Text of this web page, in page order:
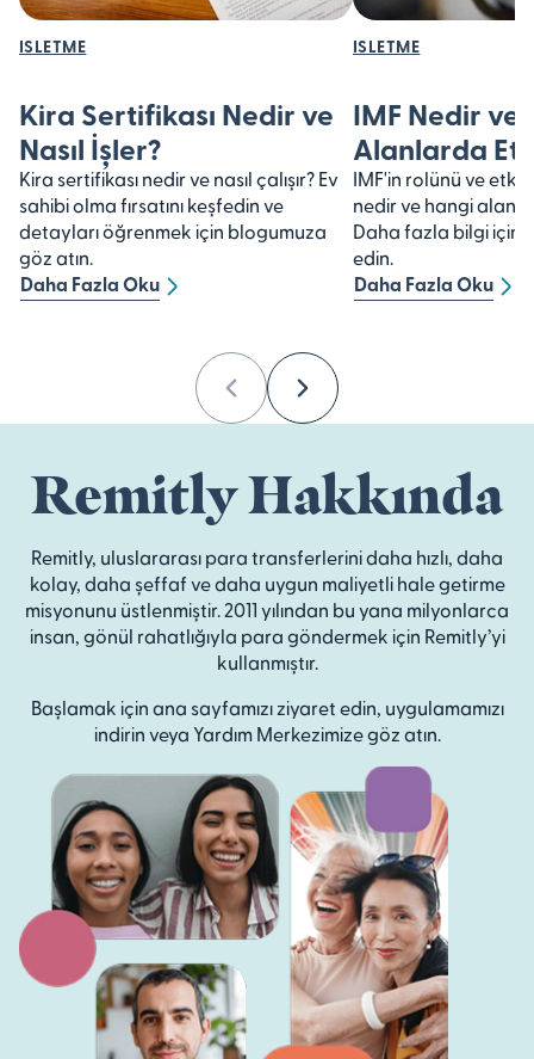
ISLETME
Kira Sertifikası Nedir ve
Nasıl İşler?
Kira sertifikası nedir ve nasıl çalışır? Ev
sahibi olma fırsatını keşfedin ve
detayları öğrenmek için blogumuza
göz atın.
Daha Fazla Oku
ISLETME
IMF Nedir ve
Alanlarda
IMF'in rolünü ve
nedir ve hangi
Daha fazla bilgi için
edin.
Daha Fazla Oku
PreviousNext
Remitly Hakkında
Remitly, uluslararası para transferlerini daha hızlı, daha
kolay, daha şeffaf ve daha uygun maliyetli hale getirme
misyonunu üstlenmiştir. 2011 yılından bu yana milyonlarca
insan, gönül rahatlığıyla para göndermek için Remitly’yi
kullanmıştır.
Başlamak için ana sayfamızı ziyaret edin, uygulamamızı
indirin veya Yardım Merkezimize göz atın.